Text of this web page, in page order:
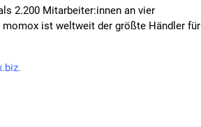
2.200 Mitarbeiter:innen an vier
ist weltweit der größte Händler für